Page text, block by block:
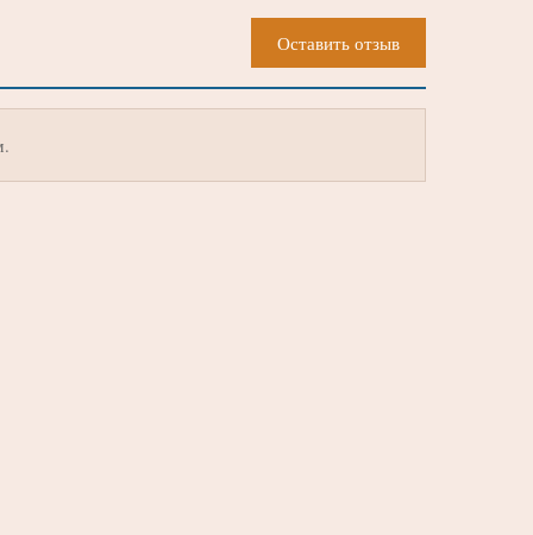
Оставить отзыв